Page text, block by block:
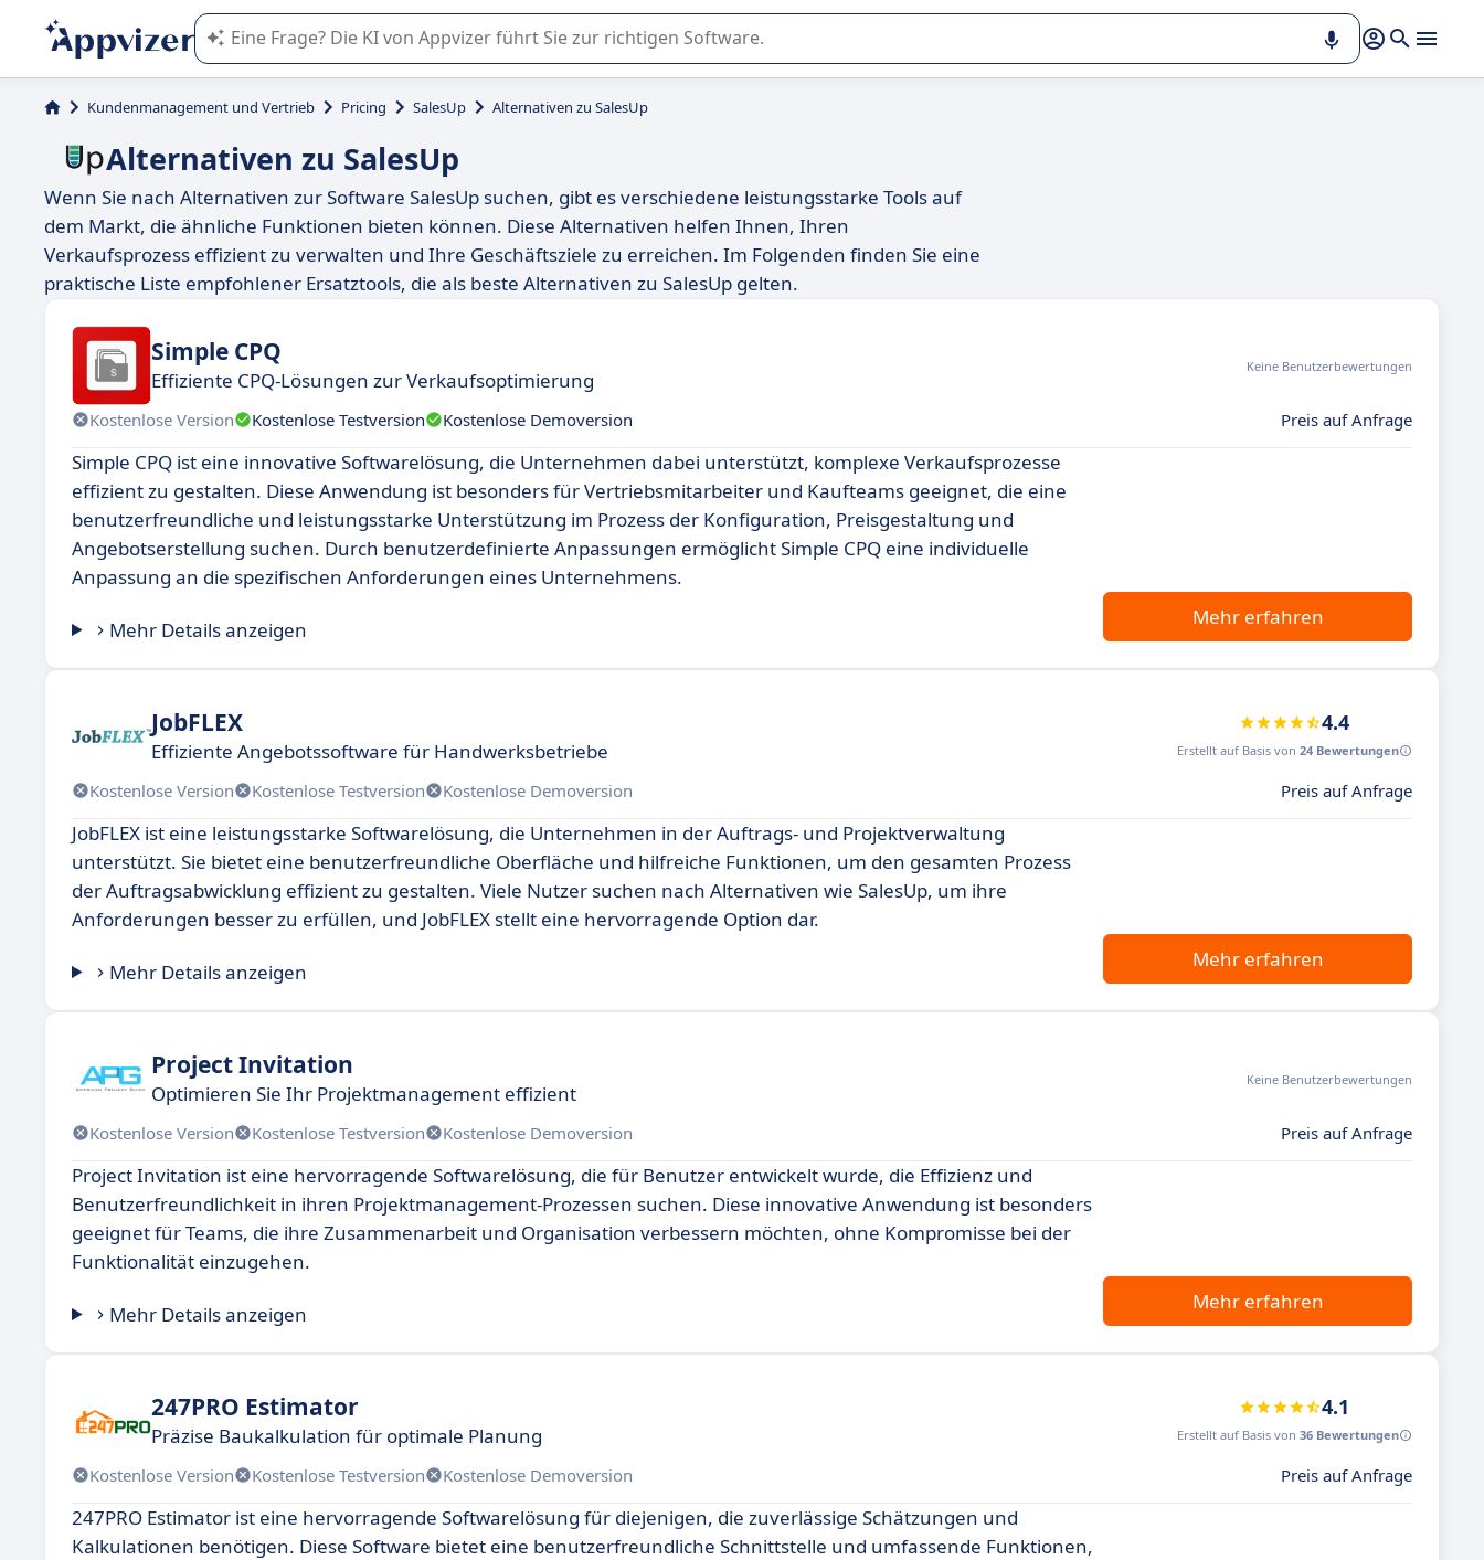
Die KI von Appvizer führt Sie bei der Nutzung oder Auswahl von SaaS-Software in Unternehmen.
Kundenmanagement und Vertrieb Pricing SalesUp Alternativen zu SalesUp
Alternativen zu SalesUp
Wenn Sie nach Alternativen zur Software SalesUp suchen, gibt es verschiedene leistungsstarke Tools auf
dem Markt, die ähnliche Funktionen bieten können. Diese Alternativen helfen Ihnen, Ihren
Verkaufsprozess effizient zu verwalten und Ihre Geschäftsziele zu erreichen. Im Folgenden finden Sie eine
praktische Liste empfohlener Ersatztools, die als beste Alternativen zu SalesUp gelten.
Simple CPQ
Effiziente CPQ-Lösungen zur Verkaufsoptimierung
Keine Benutzerbewertungen
Kostenlose Version Kostenlose Testversion Kostenlose Demoversion Preis auf Anfrage
Simple CPQ ist eine innovative Softwarelösung, die Unternehmen dabei unterstützt, komplexe Verkaufsprozesse
effizient zu gestalten. Diese Anwendung ist besonders für Vertriebsmitarbeiter und Kaufteams geeignet, die eine
benutzerfreundliche und leistungsstarke Unterstützung im Prozess der Konfiguration, Preisgestaltung und
Angebotserstellung suchen. Durch benutzerdefinierte Anpassungen ermöglicht Simple CPQ eine individuelle
Anpassung an die spezifischen Anforderungen eines Unternehmens.
Mehr Details anzeigen
Mehr erfahren
JobFLEX
Effiziente Angebotssoftware für Handwerksbetriebe
4.4
Erstellt auf Basis von 24 Bewertungen
Kostenlose Version Kostenlose Testversion Kostenlose Demoversion Preis auf Anfrage
JobFLEX ist eine leistungsstarke Softwarelösung, die Unternehmen in der Auftrags- und Projektverwaltung
unterstützt. Sie bietet eine benutzerfreundliche Oberfläche und hilfreiche Funktionen, um den gesamten Prozess
der Auftragsabwicklung effizient zu gestalten. Viele Nutzer suchen nach Alternativen wie SalesUp, um ihre
Anforderungen besser zu erfüllen, und JobFLEX stellt eine hervorragende Option dar.
Mehr Details anzeigen
Mehr erfahren
Project Invitation
Optimieren Sie Ihr Projektmanagement effizient
Keine Benutzerbewertungen
Kostenlose Version Kostenlose Testversion Kostenlose Demoversion Preis auf Anfrage
Project Invitation ist eine hervorragende Softwarelösung, die für Benutzer entwickelt wurde, die Effizienz und
Benutzerfreundlichkeit in ihren Projektmanagement-Prozessen suchen. Diese innovative Anwendung ist besonders
geeignet für Teams, die ihre Zusammenarbeit und Organisation verbessern möchten, ohne Kompromisse bei der
Funktionalität einzugehen.
Mehr Details anzeigen
Mehr erfahren
247PRO Estimator
Präzise Baukalkulation für optimale Planung
4.1
Erstellt auf Basis von 36 Bewertungen
Kostenlose Version Kostenlose Testversion Kostenlose Demoversion Preis auf Anfrage
247PRO Estimator ist eine hervorragende Softwarelösung für diejenigen, die zuverlässige Schätzungen und
Kalkulationen benötigen. Diese Software bietet eine benutzerfreundliche Schnittstelle und umfassende Funktionen,